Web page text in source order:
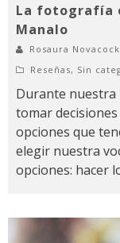
La fotografía
Manalo
Rosaura Novacock
Reseñas, Sin
Durante nuestra
tomar
opciones que
elegir nuestra
opciones: hacer